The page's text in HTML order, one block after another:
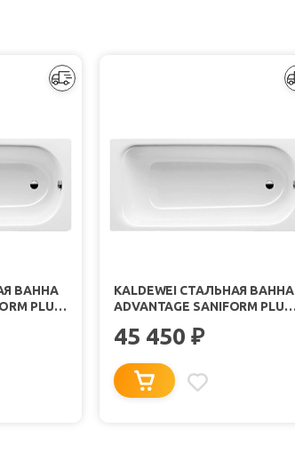
ВАННА
PLUS
KALDEWEI СТАЛЬНАЯ ВАННА
ADVANTAGE SANIFORM PLUS
45 450 ₽